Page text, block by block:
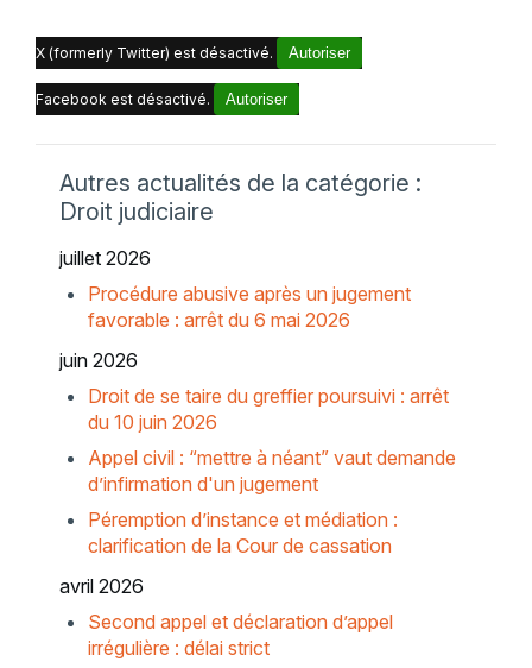
X (formerly Twitter) est désactivé. Autoriser
Facebook est désactivé. Autoriser
Autres actualités de la catégorie :
Droit judiciaire
juillet 2026
Procédure abusive après un jugement
favorable : arrêt du 6 mai 2026
juin 2026
Droit de se taire du greffier poursuivi : arrêt
du 10 juin 2026
Appel civil : “mettre à néant” vaut demande
d’infirmation d'un jugement
Péremption d’instance et médiation :
clarification de la Cour de cassation
avril 2026
Second appel et déclaration d’appel
irrégulière : délai strict